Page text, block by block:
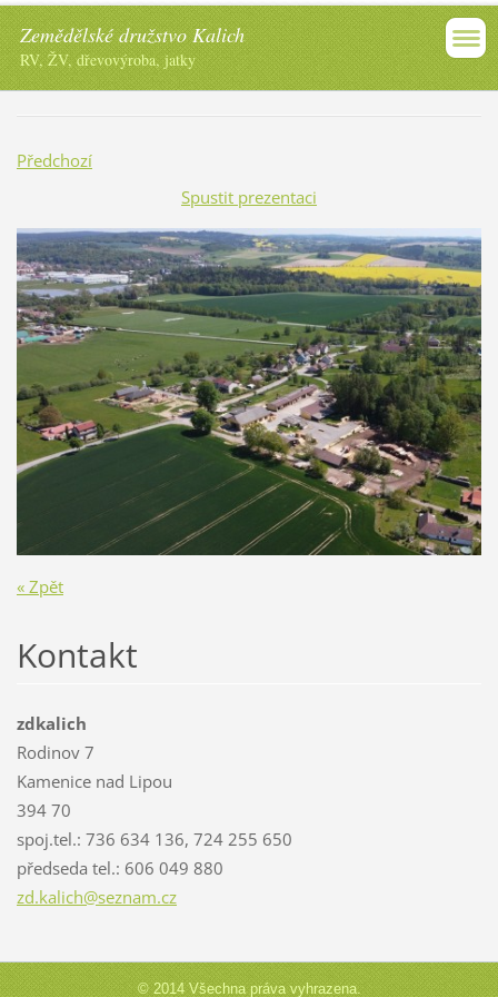
Zemědělské družstvo Kalich
RV, ŽV, dřevovýroba, jatky
Předchozí
Spustit prezentaci
« Zpět
Kontakt
zdkalich
Rodinov 7
Kamenice nad Lipou
394 70
spoj.tel.: 736 634 136, 724 255 650
předseda tel.: 606 049 880
zd.kalich@seznam.cz
© 2014 Všechna práva vyhrazena.